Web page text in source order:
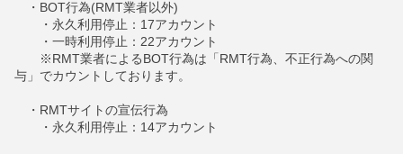
・BOT行為(RMT業者以外)
・永久利用停止：17アカウント
・一時利用停止：22アカウント
※RMT業者によるBOT行為は「RMT行為、不正行為への関
与」でカウントしております。
・RMTサイトの宣伝行為
・永久利用停止：14アカウント